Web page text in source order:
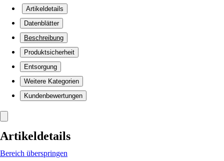
Artikeldetails
Datenblätter
Beschreibung
Produktsicherheit
Entsorgung
Weitere Kategorien
Kundenbewertungen
Artikeldetails
Bereich überspringen